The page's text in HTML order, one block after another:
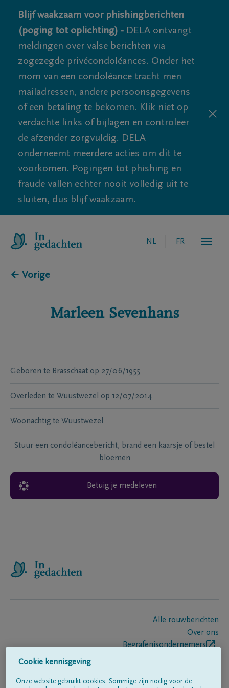
Blijf waakzaam voor phishingberichten
(poging tot oplichting) - DELA ontvangt
meldingen over valse berichten via
zogezegde privécondoléances. Onder het
mom van een condoléance tracht men
mailadressen, andere persoonsgegevens
of een betaling te bekomen. Klik niet op
verdachte links of bijlagen en controleer
de afzender zorgvuldig. DELA
onderneemt meerdere acties om dit te
voorkomen. Pogingen tot phishing en
fraude vallen echter nooit volledig uit te
sluiten, dus blijf waakzaam.
NL FR
← Vorige
Marleen Sevenhans
Geboren te Brasschaat op 27/06/1955
Overleden te Wuustwezel op 12/07/2014
Woonachtig te Wuustwezel
Stuur een condoléancebericht, brand een kaarsje of bestel
bloemen
Betuig je medeleven
Alle rouwberichten
Over ons
Begrafenisondernemers
Cookie kennisgeving
Onze website gebruikt cookies. Sommige zijn nodig voor de